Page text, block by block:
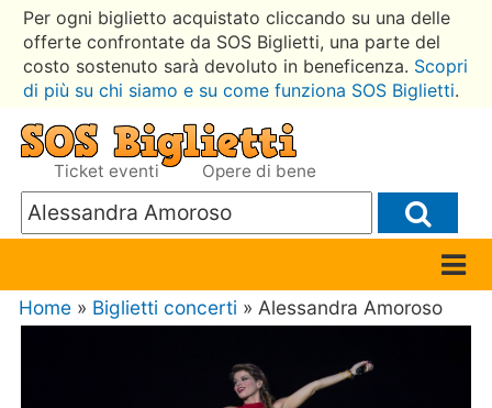
Per ogni biglietto acquistato cliccando su una delle
offerte confrontate da SOS Biglietti, una parte del
costo sostenuto sarà devoluto in beneficenza. Scopri
di più su chi siamo e su come funziona SOS Biglietti.
Ticket eventi Opere di bene
Home » Biglietti concerti » Alessandra Amoroso